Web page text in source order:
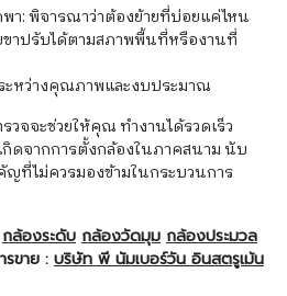
า: พิจารณาว่าต้องย้ายที่บ่อยแค่ไหน
ขาปรับได้ตามสภาพพื้นที่หรืองานที่
ะหว่างคุณภาพและงบประมาณ
วจจะช่วยให้คุณ ทำงานได้รวดเร็ว
ดจากการตั้งกล้องในภาคสนาม นับ
ที่ไม่ควรมองข้ามในกระบวนการ
กล้องระดับ กล้องวัดมุม กล้องประมวล
รขาย : บริษัท พี นัมเบอร์วัน อินสตรูเม้น